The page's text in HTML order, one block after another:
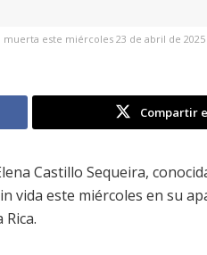
este miércoles 23 de abril de
Compartir
Castillo Sequeira,
vida este miércoles en su